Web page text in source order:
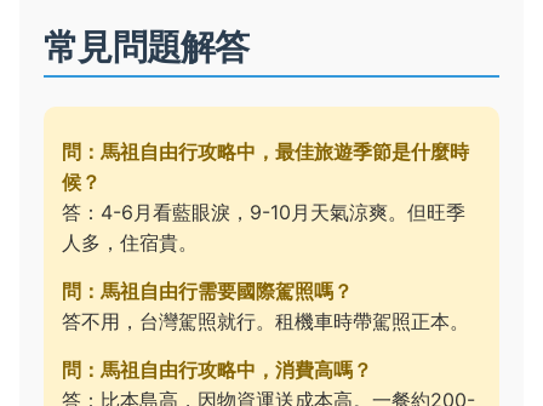
常見問題解答
問：馬祖自由行攻略中，最佳旅遊季節是什麼時
候？
答：4-6月看藍眼淚，9-10月天氣涼爽。但旺季
人多，住宿貴。
問：馬祖自由行需要國際駕照嗎？
答不用，台灣駕照就行。租機車時帶駕照正本。
問：馬祖自由行攻略中，消費高嗎？
答：比本島高，因物資運送成本高。一餐約200-